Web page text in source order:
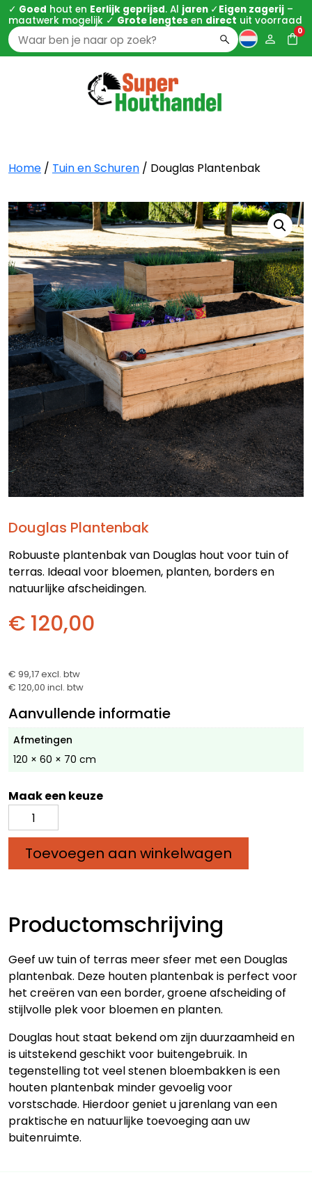
✓ Goed hout en Eerlijk geprijsd. Al jaren ✓Eigen zagerij –
maatwerk mogelijk ✓ Grote lengtes en direct uit voorraad
Zoeken
naar:
0
Home / Tuin en Schuren / Douglas Plantenbak
Douglas Plantenbak
Robuuste plantenbak van Douglas hout voor tuin of
terras. Ideaal voor bloemen, planten, borders en
natuurlijke afscheidingen.
€ 120,00
€ 99,17excl. btw
€ 120,00 incl. btw
Aanvullende informatie
Afmetingen
120 × 60 × 70 cm
Maak een keuze
Douglas
Plantenbak
aantalToevoegen aan winkelwagen
Productomschrijving
Geef uw tuin of terras meer sfeer met een Douglas
plantenbak. Deze houten plantenbak is perfect voor
het creëren van een border, groene afscheiding of
stijlvolle plek voor bloemen en planten.
Douglas hout staat bekend om zijn duurzaamheid en
is uitstekend geschikt voor buitengebruik. In
tegenstelling tot veel stenen bloembakken is een
houten plantenbak minder gevoelig voor
vorstschade. Hierdoor geniet u jarenlang van een
praktische en natuurlijke toevoeging aan uw
buitenruimte.